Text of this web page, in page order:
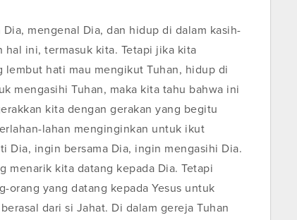
mengenal Dia, dan hidup di dalam kasih-
hal ini, termasuk kita. Tetapi jika kita
hati mau mengikut Tuhan, hidup di
mengasihi Tuhan, maka kita tahu bahwa ini
kita dengan gerakan yang begitu
lahan menginginkan untuk ikut
Dia, ingin bersama Dia, ingin mengasihi Dia.
menarik kita datang kepada Dia. Tetapi
orang yang datang kepada Yesus untuk
dari si Jahat. Di dalam gereja Tuhan